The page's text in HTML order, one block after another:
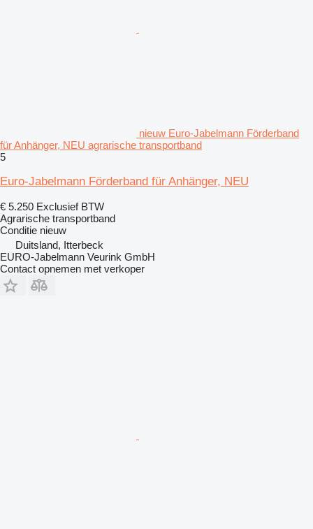
nieuw Euro-Jabelmann Förderband
für Anhänger, NEU agrarische transportband
5
Euro-Jabelmann Förderband für Anhänger, NEU
€ 5.250 Exclusief BTW
Agrarische transportband
Conditie nieuw
Duitsland, Itterbeck
EURO-Jabelmann Veurink GmbH
Contact opnemen met verkoper